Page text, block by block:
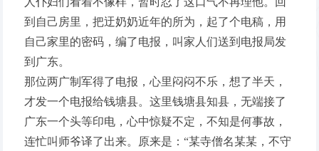
到自己房里，把迂奶奶近年的所为，起了个电稿，用
自己家里的密码，编了电报，叫家人们送到电报局发
到广东。
那位两广制军得了电报，心里闷闷不乐，想了半天，
才发一个电报给钱塘县。这里钱塘县知县，无端接了
广东一个头等印电，心中惊疑不定，不知是何事故，
连忙叫师爷译了出来。原来是：“某寺僧名某某，不守